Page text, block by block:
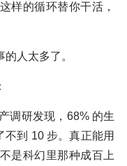
样的循环替你干活，
人太多了。
调研发现，68% 的生
到 10 步。真正能用
是科幻里那种成百上